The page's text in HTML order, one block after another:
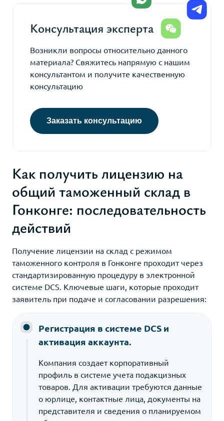
Консультация эксперта
Возникли вопросы относительно данного
материала? Свяжитесь напрямую с нашим
консультантом и получите качественную
консультацию
Заказать консультацию
Как получить лицензию на
общий таможенный склад в
Гонконге: последовательность
действий
Получение лицензии на склад с режимом
таможенного контроля в Гонконге проходит через
стандартизированную процедуру в электронной
системе DCS. Ключевые шаги, которые проходит
заявитель при подаче и согласовании разрешения:
Регистрация в системе DCS и
активация аккаунта.
Компания создает корпоративный
профиль в системе учета подакцизных
товаров. Для активации требуются данные
о юрлице, контактные лица, документы на
представителя и сведения о планируемом